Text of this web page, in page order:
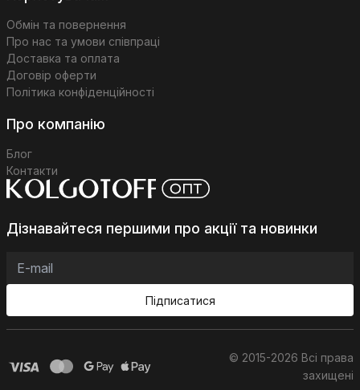
Обмін та повернення
Про нас та умови співпраці
Доставка та оплата
Договір оферти
Політика конфіденційності
Про компанію
Блог
Контакти
Дізнавайтеся першими про акції та новинки
Підписатися
© 2015-2026 Всі права
захищені